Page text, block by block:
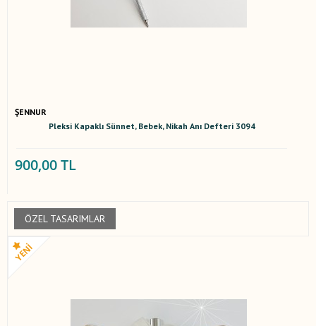
ŞENNUR
Pleksi Kapaklı Sünnet, Bebek, Nikah Anı Defteri 3094
900,00 TL
ÖZEL TASARIMLAR